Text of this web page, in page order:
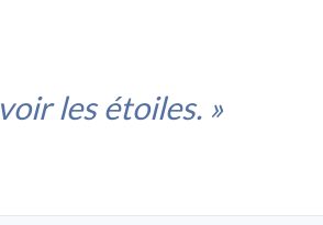
les étoiles. »